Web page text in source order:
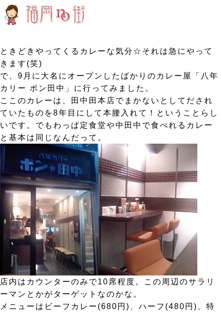
ときどきやってくるカレーな気分☆それは急にやって
きます(笑)
で、9月に大名にオープンしたばかりのカレー屋「八年
カリー ボン田中」に行ってみました。
ここのカレーは、田中田本店でまかないとしてだされ
ていたものを8年目にして本腰入れて！ということらし
いです。でもわっぱ定食堂や中田中で食べれるカレー
と基本は同じなんだって。
店内はカウンターのみで10席程度。この周辺のサラリ
ーマンとかがターゲットなのかな。
メニューはビーフカレー(680円)、ハーフ(480円)、特